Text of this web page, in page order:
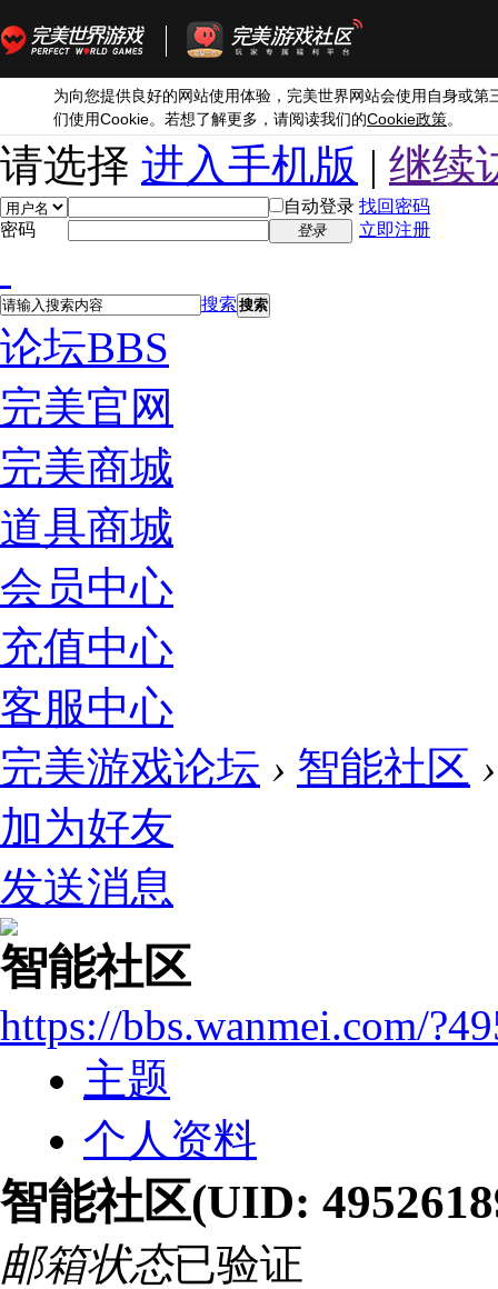
为向您提供良好的网站使用体验，完美世界网站会使用自身或第
们使用Cookie。若想了解更多，请阅读我们的Cookie政策。
请选择 进入手机版 | 继续
自动登录 找回密码
密码
登录 立即注册
搜索 搜索
论坛BBS
完美官网
完美商城
道具商城
会员中心
充值中心
客服中心
完美游戏论坛 › 智能社区 ›
加为好友
发送消息
智能社区
https://bbs.wanmei.com/
主题
个人资料
智能社区(UID:
邮箱状态已验证